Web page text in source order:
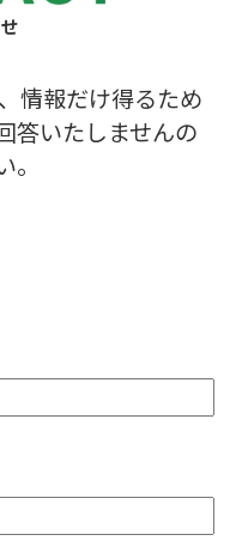
情報だけ得るため
答いたしませんの